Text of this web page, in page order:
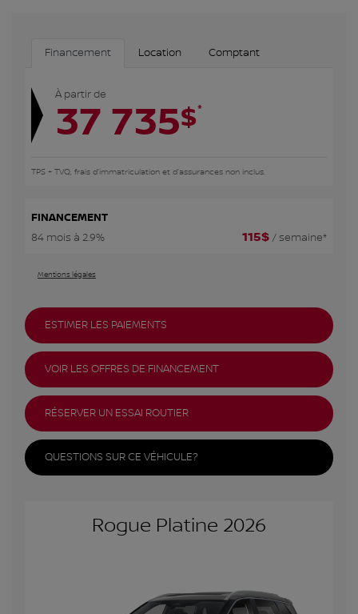
Financement Location Comptant
À partir de
37 735$*
TPS + TVQ, frais d'immatriculation et d'assurances non inclus.
FINANCEMENT
84 mois à 2.9%
115$ / semaine*
Mentions légales
ESTIMER LES PAIEMENTS
VOIR LES OFFRES DE FINANCEMENT
RÉSERVER UN ESSAI ROUTIER
QUESTIONS SUR CE VÉHICULE?
Rogue Platine 2026